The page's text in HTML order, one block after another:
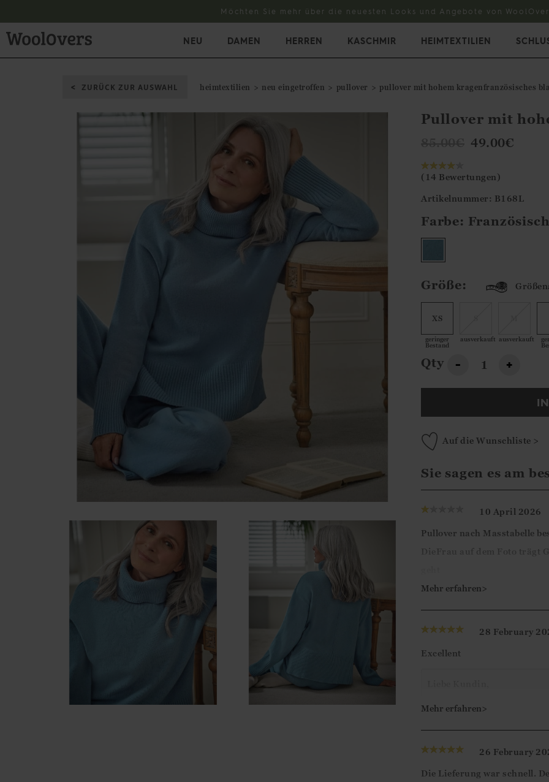
Möchten Sie mehr über die neuesten Looks und Angebote von
NEU DAMEN HERREN KASCHMIR HEIMTEXTILIEN
ZURÜCK ZUR AUSWAHL heimtextilien neu eingetroffen pullover pullover mit hohem kragenfranzösisches
Pullover mit
49.00€
(14 Bewertungen)
Artikelnummer: B168L
Farbe:
Größe:
XS
geringer
Bestand
ausverkauft ausverkauft
Qty - +
Auf die Wunschliste >
Sie sagen es am
10 April 2026
Pullover nach Masstabelle
Meiner in Größe L ist breit
Vielen Dank für Ihr
Mit freundlichen Grüßen
Ismini
Mehr erfahren>
28 February
Excellent
Ismini
Mehr erfahren>
26 February
Die Lieferung war schnell.